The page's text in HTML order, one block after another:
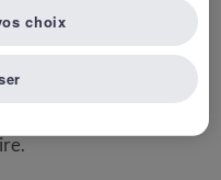
avril à 8h, un
est constaté du côté
prévenu, il
post-vaccinale et
choix